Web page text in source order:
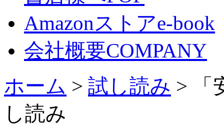
Amazonストアe-book
会社概要COMPANY
ホーム > 試し読み > 「
し読み